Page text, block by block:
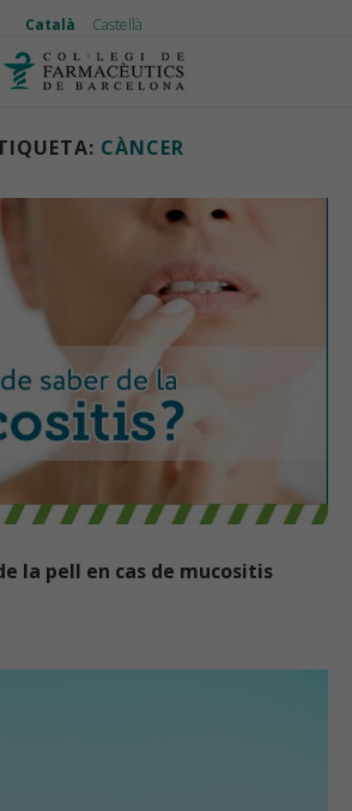
Català Castellà
Articles etiquetas amb "càncer"
CÀNCER
la pell en cas de mucositis